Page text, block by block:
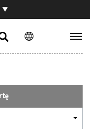
PL EN
▼